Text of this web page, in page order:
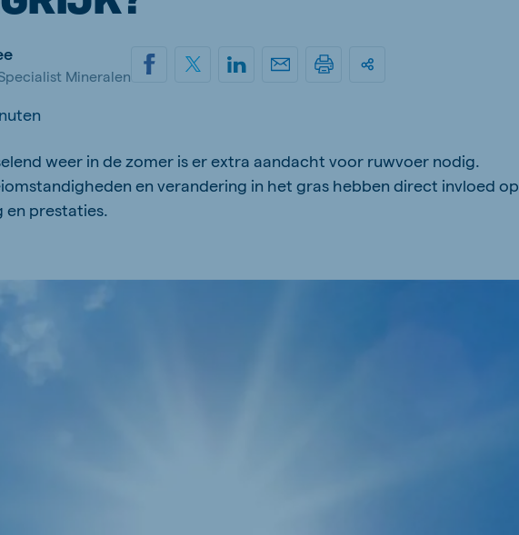
Mineralen
weer in de zomer is er extra aandacht voor ruwvoer nodig.
en verandering in het gras hebben direct invloed op
prestaties.